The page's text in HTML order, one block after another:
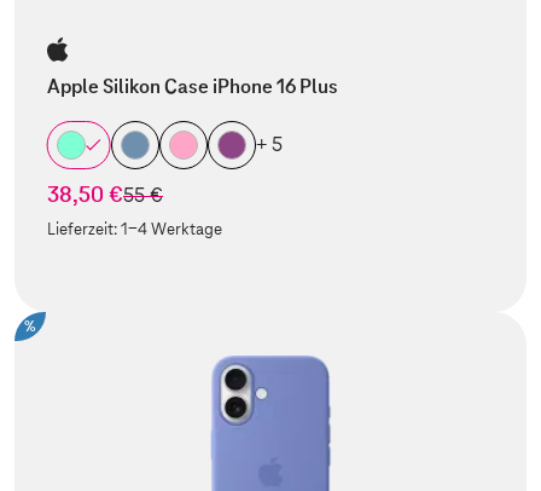
Apple Silikon Case iPhone 16 Plus
+ 5
38,50 €statt
55 €
Lieferzeit:1-4 Werktage
%